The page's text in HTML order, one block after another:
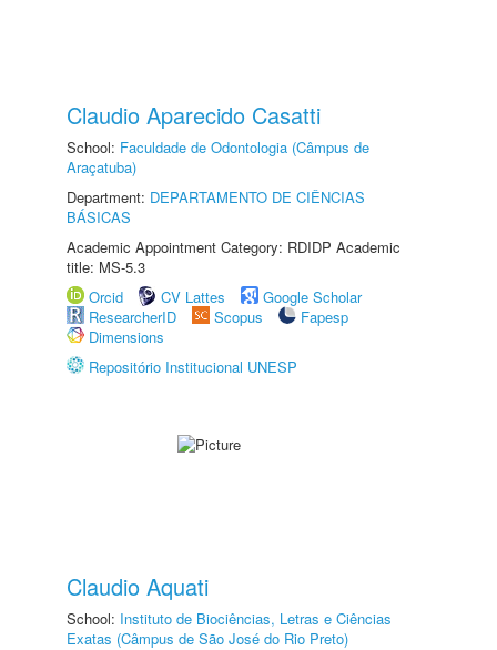
Claudio Aparecido Casatti
School: Faculdade de Odontologia (Câmpus de
Araçatuba)
Department: DEPARTAMENTO DE CIÊNCIAS
BÁSICAS
Academic Appointment Category: RDIDP Academic
title: MS-5.3
Orcid
CV Lattes
Google Scholar
ResearcherID
Scopus
Fapesp
Dimensions
Repositório Institucional UNESP
Claudio Aquati
School: Instituto de Biociências, Letras e Ciências
Exatas (Câmpus de São José do Rio Preto)